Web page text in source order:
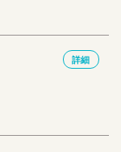
詳細